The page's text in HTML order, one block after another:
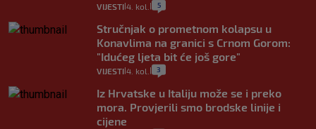
VIJESTI 4. kol. 5
Stručnjak o prometnom kolapsu u
Konavlima na granici s Crnom Gorom:
"Idućeg ljeta bit će još gore"
VIJESTI 4. kol. 3
Iz Hrvatske u Italiju može se i preko
mora. Provjerili smo brodske linije i
cijene